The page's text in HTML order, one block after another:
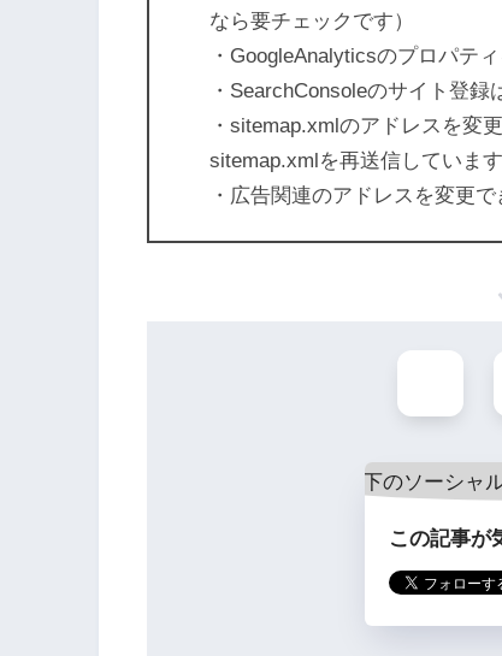
なら要チェックです）
・GoogleAnalyticsのプロパテ
・SearchConsoleのサイト登録
・sitemap.xmlのアドレスを変
sitemap.xmlを再送信していま
・広告関連のアドレスを変更
この記事が